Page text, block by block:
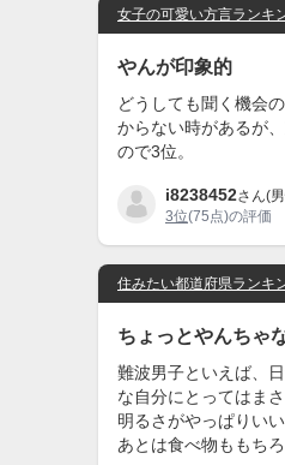
女子の可愛い方言ランキ
やんが印象的
どうしても聞く機会
からない時があるが
ので3位。
i8238452さん(
3位(75点)の評価
住みたい都道府県ランキ
ちょっとやんちゃ
難波男子といえば、
な自分にとってはま
明るさがやっぱりい
あとは食べ物ももち